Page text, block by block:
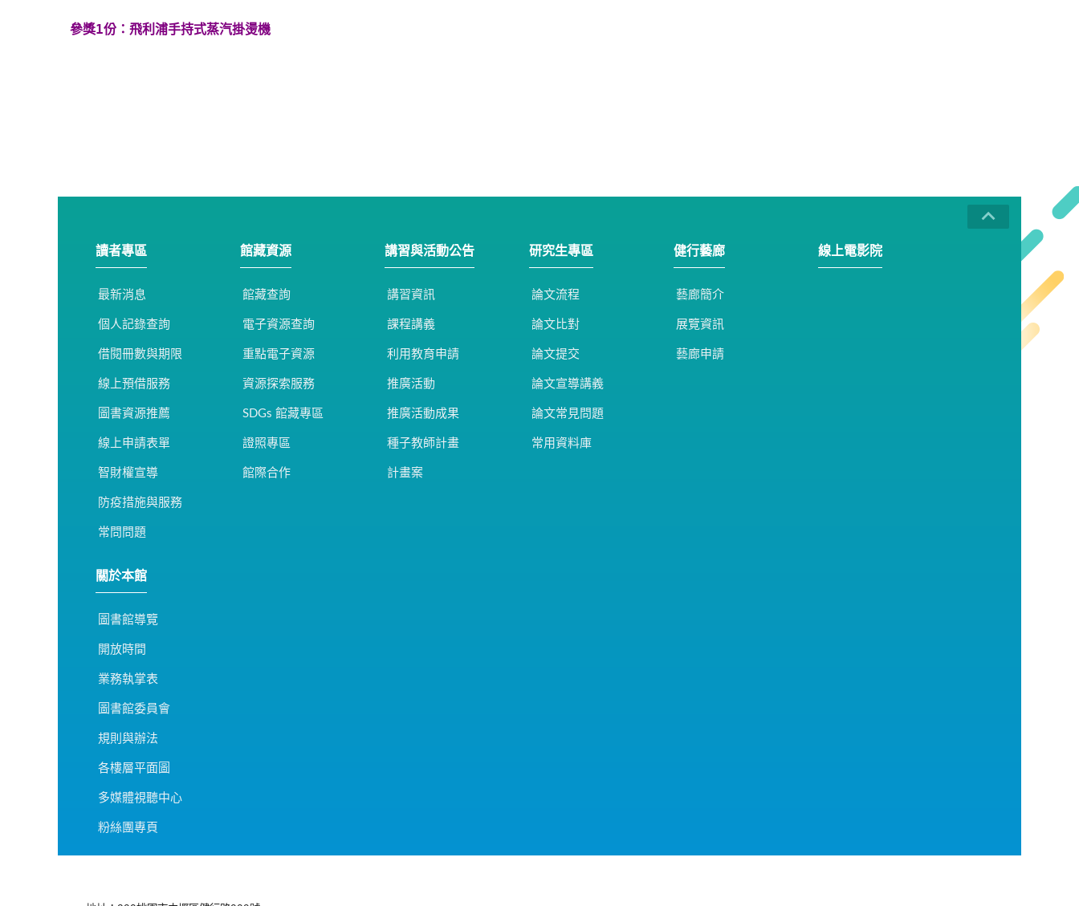
參獎1份：飛利浦手持式蒸汽掛燙機
讀者專區
最新消息
個人記錄查詢
借閱冊數與期限
線上預借服務
圖書資源推薦
線上申請表單
智財權宣導
防疫措施與服務
常問問題
館藏資源
館藏查詢
電子資源查詢
重點電子資源
資源探索服務
SDGs 館藏專區
證照專區
館際合作
講習與活動公告
講習資訊
課程講義
利用教育申請
推廣活動
推廣活動成果
種子教師計畫
計畫案
研究生專區
論文流程
論文比對
論文提交
論文宣導講義
論文常見問題
常用資料庫
健行藝廊
藝廊簡介
展覽資訊
藝廊申請
線上電影院
關於本館
圖書館導覽
開放時間
業務執掌表
圖書館委員會
規則與辦法
各樓層平面圖
多媒體視聽中心
粉絲團專頁